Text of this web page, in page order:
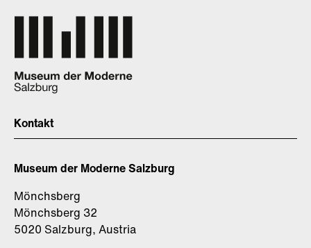
Kontakt
Museum der Moderne Salzburg
Mönchsberg
Mönchsberg 32
5020 Salzburg, Austria